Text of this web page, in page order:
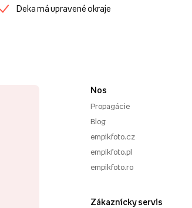
Deka má upravené okraje
Nos
Propagácie
Blog
empikfoto.cz
empikfoto.pl
empikfoto.ro
Zákaznícky servis